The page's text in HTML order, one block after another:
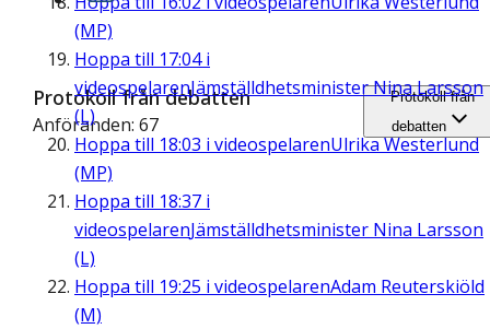
(MP)
Hoppa till 17:04i
videospelarenJämställdhetsminister Nina Larsson
(L)
Hoppa till 18:03 i videospelarenUlrika Westerlund
(MP)
Hoppa till 18:37 i
videospelarenJämställdhetsminister Nina Larsson
(L)
Hoppa till 19:25 i videospelarenAdam Reuterskiöld
(M)
Protokoll från debatten
Anföranden: 67
Protokoll från
debatten